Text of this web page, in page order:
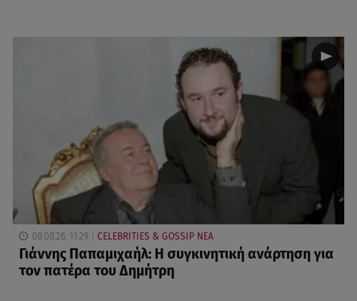
08.08.26, 11:29 CELEBRITIES & GOSSIP ΝΕΑ
Γιάννης Παπαμιχαήλ: Η συγκινητική ανάρτηση για
τον πατέρα του Δημήτρη